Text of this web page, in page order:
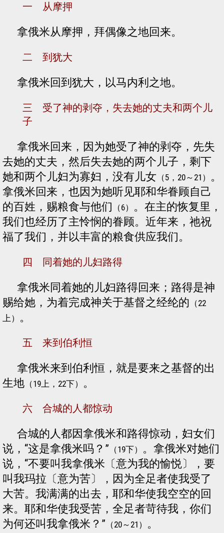
一 从摩押
拿俄米从摩押，拜偶像之地回来。
二 到犹大
拿俄米回到犹大，以马内利之地。
三 受了神的剥夺，失去她的丈夫和两个儿
子
拿俄米回来，因为她受了神的剥夺，先失
去她的丈夫，然后失去她的两个儿子，剩下
她和两个儿妇为寡妇，没有儿女 （5，20～21） 。
拿俄米回来，也因为她听见耶和华眷顾自己
的百姓，赐粮食与他们 （6） 。在主的恢复里，
我们也经历了主怜悯的眷顾。近年来，祂祝
福了我们，并以丰富的粮食供应我们。
四 同着她的儿妇路得
拿俄米同着她的儿妇路得回来；路得是神
赐给她，为着完成神关于基督之经纶的 （22
上） 。
五 来到伯利恒
拿俄米来到伯利恒，就是要来之基督的出
生地 （19上，22下） 。
六 合城的人都惊动
合城的人都因拿俄米和路得惊动，妇女们
说，“这是拿俄米吗？” （19下） 。拿俄米对她们
说，“不要叫我拿俄米〔意为我的愉悦〕，要
叫我玛拉〔意为苦〕，因为全足者使我受了
大苦。我满满的出去，耶和华使我空空的回
来。耶和华使我受苦，全足者苛待我，你们
为何还叫我拿俄米？” （20～21） 。